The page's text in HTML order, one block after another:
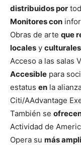
distribuidos por
Monitores con
Obras de arte que
locales y culturales
Acceso a las salas
Accesible para
estatus en la
Citi/AAdvantage
También se
Actividad de
Opera su más